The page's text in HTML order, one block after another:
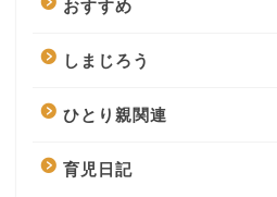
おすすめ
しまじろう
ひとり親関連
育児日記